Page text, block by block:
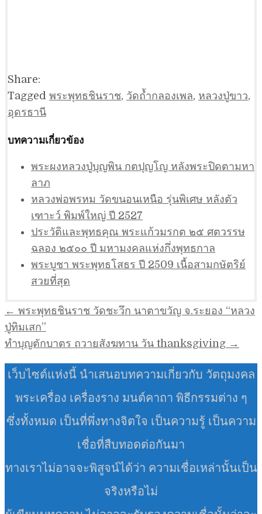
Share:
Tagged พระพุทธชินราช, วัดถ้ำกลองเพล, หลวงปู่ขาว,
อุดรธานี
บทความเกี่ยวข้อง
พระผงหลวงปู่บุญพิน กตปุญโญ หลังพระปิดตามหา
ลาภ
หลวงพ่อพรหม วัดขนอนเหนือ รุ่นพิเศษ หลังตัว
เฑาะว์ พิมพ์ใหญ่ ปี 2527
ประวัติและพุทธคุณ พระแก้วมรกต ๒๕ ศตวรรษ
ฉลอง ๒๕๐๐ ปี มหามงคลแห่งกึ่งพุทธกาล
พระบูชา พระพุทธโสธร ปี 2509 เนื้อสามกษัตริย์
สวยที่สุด
แนะแนว
เรื่อง
← พระพุทธชินราช วัดชะวึก นาตาขวัญ จ.ระยอง “หลวง
ปู่ทิมเสก”
ทำบุญตักบาตร ถวายสังฆทาน วัน thanksgiving →
เว็บไซต์แห่งนี้ นำเสนอบทความเกี่ยวกับ วัตถุมงคล
พระเครื่อง เครื่องราง มนต์คาถา พิธีกรรมต่าง ๆ
ซึ่งทั้งหมด เป็นที่พึ่งทางจิตใจ เป็นความรู้ เป็นความ
เชื่อที่สืบทอดต่อกันมา
ทางเราไม่อาจจะพิสูจน์ได้ว่า ความเชื่อเหล่านั้นเป็น
จริงหรือไม่